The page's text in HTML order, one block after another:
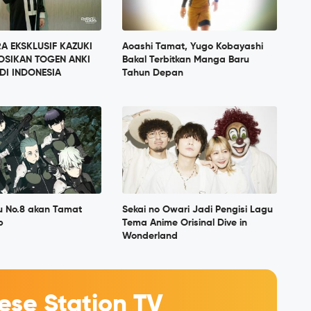
EKSKLUSIF KAZUKI
TOGEN ANKI
INDONESIA
Aoashi Tamat, Yugo Kobayashi
Bakal Terbitkan Manga Baru
Tahun Depan
No.8 akan Tamat
Sekai no Owari Jadi Pengisi Lagu
Tema Anime Orisinal Dive in
Wonderland
Station TV